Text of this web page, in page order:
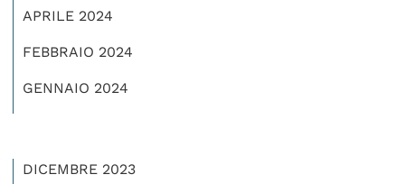
APRILE 2024
FEBBRAIO 2024
GENNAIO 2024
DICEMBRE 2023